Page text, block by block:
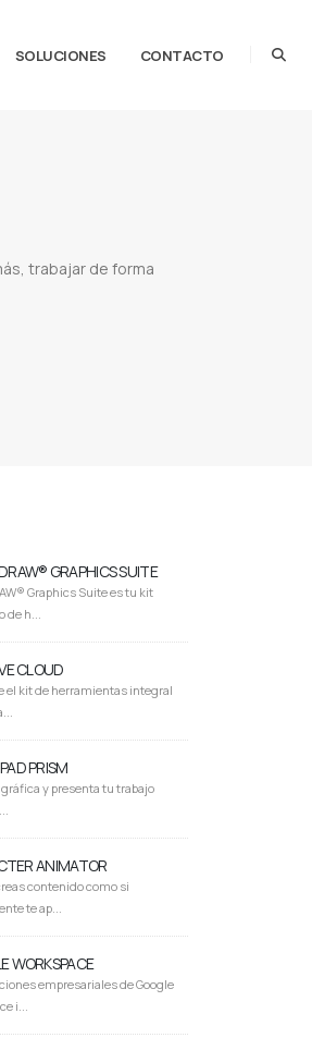
SOLUCIONES CONTACTO
trabajar de forma
GRAPHICS SUITE
Graphics Suite es tu kit
de h...
CLOUD
el kit de herramientas integral
PRISM
y presenta tu trabajo
ANIMATOR
contenido como si
te ap...
WORKSPACE
empresariales de Google
i...